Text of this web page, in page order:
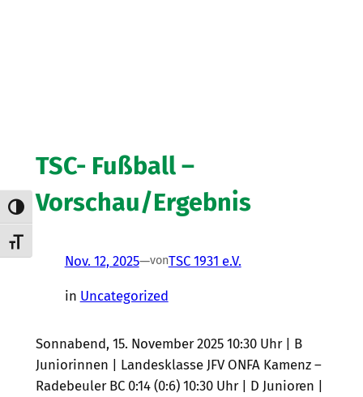
Umschalten auf hohe Kontraste
Schrift vergrößern
TSC- Fußball –
Vorschau/Ergebnis
Nov. 12, 2025—vonTSC 1931 e.V.
in Uncategorized
Sonnabend, 15. November 2025 10:30 Uhr | B
Juniorinnen | Landesklasse JFV ONFA Kamenz –
Radebeuler BC 0:14 (0:6) 10:30 Uhr | D Junioren |